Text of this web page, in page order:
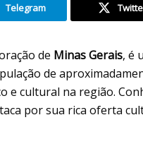
Telegram
de Minas Gerais, é
de
e cultural na região.
por sua rica oferta